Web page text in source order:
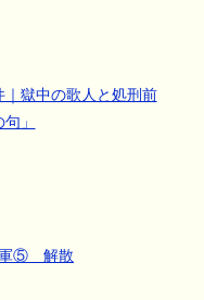
｜獄中の歌人と処刑前
」
軍⑤ 解散